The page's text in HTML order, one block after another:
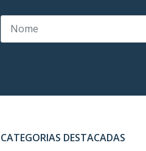
CATEGORIAS DESTACADAS